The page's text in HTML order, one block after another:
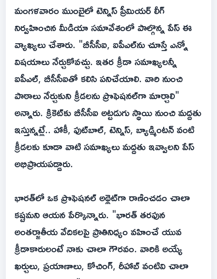
మంగళవారం ముంబైలో టెన్నిస్ ప్రీమియర్ లీగ్
నిర్వహించిన మీడియా సమావేశంలో పాల్గొన్న పేస్ ఈ
వ్యాఖ్యలు చేశారు. "బీసీసీఐ, ఐపీఎల్‌ను చూస్తే ఎన్నో
విషయాలు నేర్చుకోవచ్చు. ఇతర క్రీడా సమాఖ్యలన్నీ
ఐపీఎల్, బీసీసీఐతో కలిసి పనిచేయాలి. వారి నుంచి
పాఠాలు నేర్చుకుని క్రీడలను ప్రొఫెషనల్‌గా మార్చాలి"
అన్నారు. క్రికెట్‌కు బీసీసీఐ అట్టడుగు స్థాయి నుంచి మద్దతు
ఇస్తున్నట్లే.. హాకీ, ఫుట్‌బాల్, టెన్నిస్, బ్యాడ్మింటన్ వంటి
క్రీడలకు కూడా వాటి సమాఖ్యలు మద్దతు ఇవ్వాలని పేస్
అభిప్రాయపడ్డారు.
భారత్‌లో ఒక ప్రొఫెషనల్ అథ్లెట్‌గా రాణించడం చాలా
కష్టమని ఆయన పేర్కొన్నారు. "భారత్ తరఫున
అంతర్జాతీయ వేదికలపై ప్రాతినిధ్యం వహించే యువ
క్రీడాకారులంటే నాకు చాలా గౌరవం. వారికి అయ్యే
ఖర్చులు, ప్రయాణాలు, కోచింగ్, రీహాబ్ వంటివి చాలా